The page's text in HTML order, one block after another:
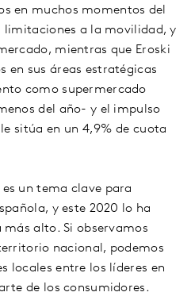
en muchos momentos del
limitaciones a la movilidad, y
mientras que Eroski
en sus áreas estratégicas
como supermercado
del año- y el impulso
sitúa en un 4,9% de cuota
un tema clave para
y este 2020 lo ha
alto. Si observamos
nacional, podemos
locales entre los líderes en
de los consumidores.